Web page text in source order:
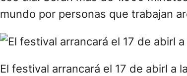
mundo por personas que trabajan
El festival arrancará el 17 de abirl a